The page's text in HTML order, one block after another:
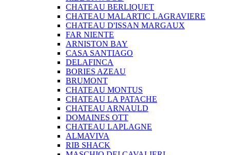
CHATEAU BERLIQUET
CHATEAU MALARTIC LAGRAVIERE
CHATEAU D'ISSAN MARGAUX
FAR NIENTE
ARNISTON BAY
CASA SANTIAGO
DELAFINCA
BORIES AZEAU
BRUMONT
CHATEAU MONTUS
CHATEAU LA PATACHE
CHATEAU ARNAULD
DOMAINES OTT
CHATEAU LAPLAGNE
ALMAVIVA
RIB SHACK